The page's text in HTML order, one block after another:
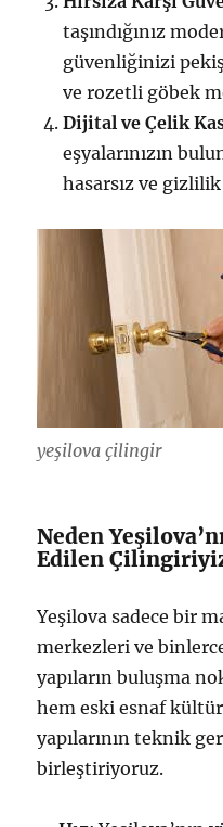
taşındığınız
güvenliğinizi
ve rozetli göbek
Dijital ve Çelik
eşyalarınızın
hasarsız ve
yeşilova çilingir
Neden
Edilen
Yeşilova sadece bir
merkezleri ve
yapıların buluşma
hem eski esnaf
yapılarının teknik
birleştiriyoruz.